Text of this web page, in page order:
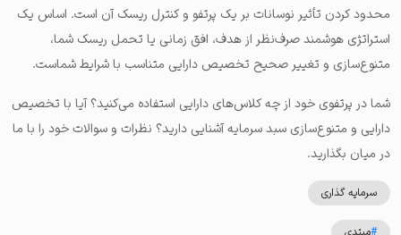
محدود کردن تأثیر نوسانات بر یک پرتفو و کنترل ریسک آن است. اساس یک
استراتژی هوشمند صرف‌نظر از هدف، افق زمانی یا تحمل ریسک شما،
متنوع‌سازی و تغییر صحیح تخصیص دارایی متناسب با شرایط شماست.
شما در پرتفوی خود از چه کلاس‌های دارایی استفاده می‌کنید؟ آیا با تخصیص
دارایی و متنوع‌سازی سبد سرمایه آشنایی دارید؟ نظرات و سوالات خود را با ما
در میان بگذارید.
سرمایه گذاری